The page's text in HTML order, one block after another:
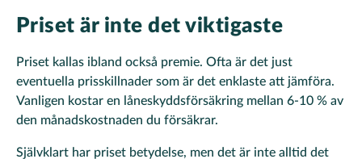
Priset är inte det viktigaste
Priset kallas ibland också premie. Ofta är det just
eventuella prisskillnader som är det enklaste att jämföra.
Vanligen kostar en låneskyddsförsäkring mellan 6-10 % av
den månadskostnaden du försäkrar.
Självklart har priset betydelse, men det är inte alltid det